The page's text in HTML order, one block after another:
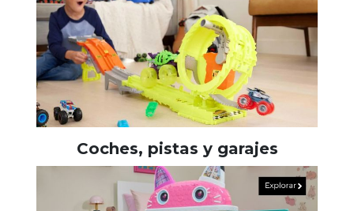
Coches, pistas y garajes